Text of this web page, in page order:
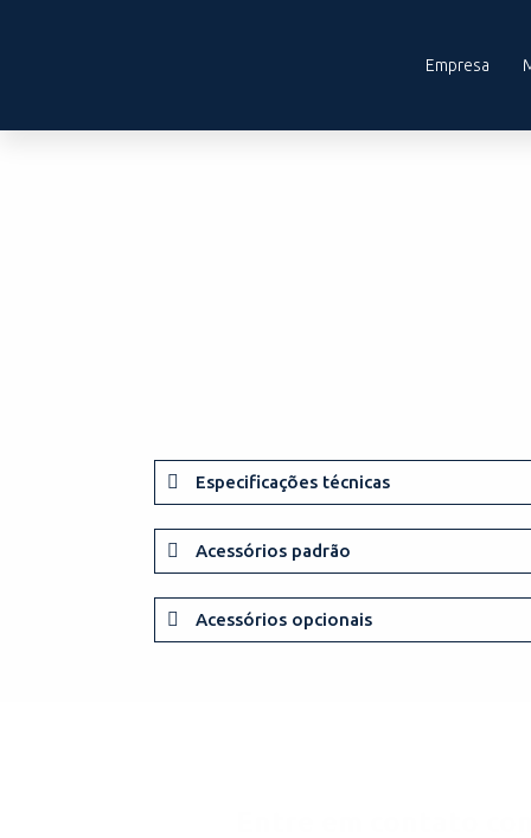
Empresa
Especificações técnicas
Acessórios padrão
Acessórios opcionais